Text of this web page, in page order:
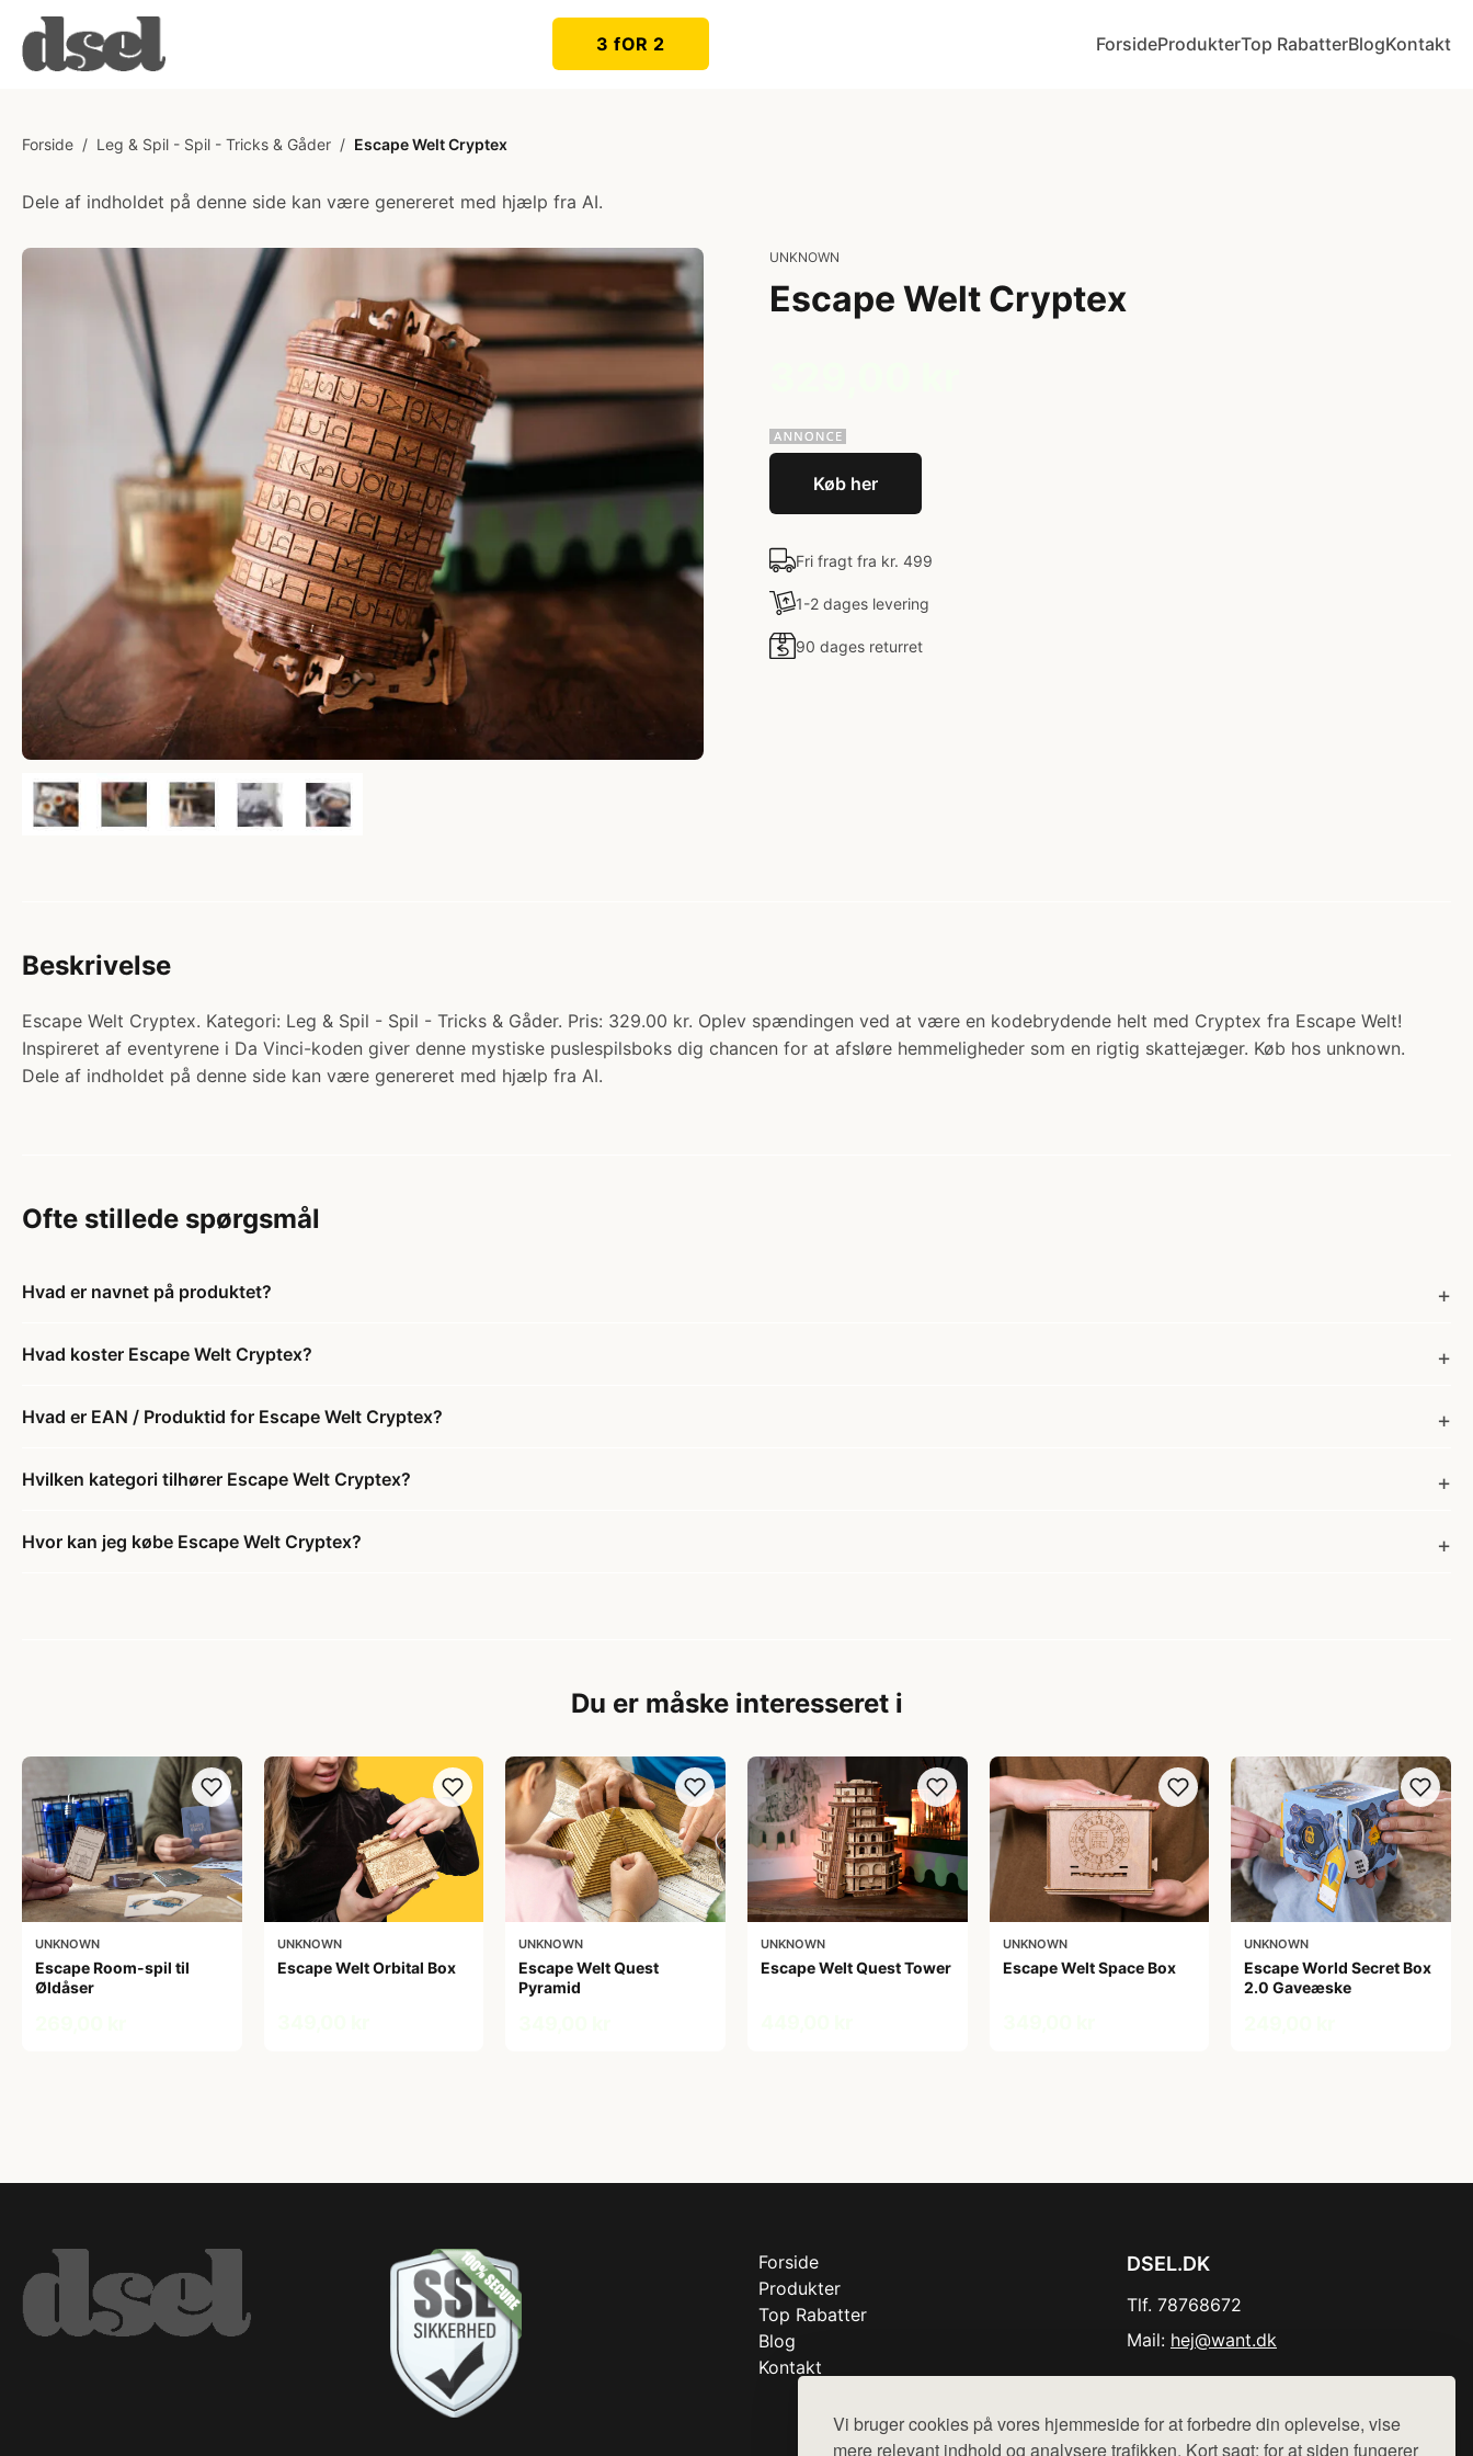
Vi bruger cookies på vores hjemmeside for at forbedre din oplevelse, vise
mere relevant indhold og analysere trafikken. Kort sagt: for at siden fungerer
3 fOR 2 ForsideProdukterTop RabatterBlogKontakt
Forside / Leg & Spil - Spil - Tricks & Gåder / Escape Welt Cryptex
Dele af indholdet på denne side kan være genereret med hjælp fra AI.
UNKNOWN
Escape Welt Cryptex
Køb her
Fri fragt fra kr. 499
1-2 dages levering
90 dages returret
Beskrivelse
Escape Welt Cryptex. Kategori: Leg & Spil - Spil - Tricks & Gåder. Pris: 329.00 kr. Oplev spændingen ved at være en kodebrydende helt med Cryptex fra Escape Welt!
Inspireret af eventyrene i Da Vinci-koden giver denne mystiske puslespilsboks dig chancen for at afsløre hemmeligheder som en rigtig skattejæger. Køb hos unknown.
Dele af indholdet på denne side kan være genereret med hjælp fra AI.
Ofte stillede spørgsmål
Hvad er navnet på produktet?
Hvad koster Escape Welt Cryptex?
Hvad er EAN / Produktid for Escape Welt Cryptex?
Hvilken kategori tilhører Escape Welt Cryptex?
Hvor kan jeg købe Escape Welt Cryptex?
Du er måske interesseret i
UNKNOWN
Escape Room-spil til
Øldåser
UNKNOWN
Escape Welt Orbital Box
UNKNOWN
Escape Welt Quest
Pyramid
UNKNOWN
Escape Welt Quest Tower
UNKNOWN
Escape Welt Space Box
UNKNOWN
Escape World Secret Box
2.0 Gaveæske
Forside
Produkter
Top Rabatter
Blog
Kontakt
DSEL.DK
Tlf. 78768672
Mail: hej@want.dk